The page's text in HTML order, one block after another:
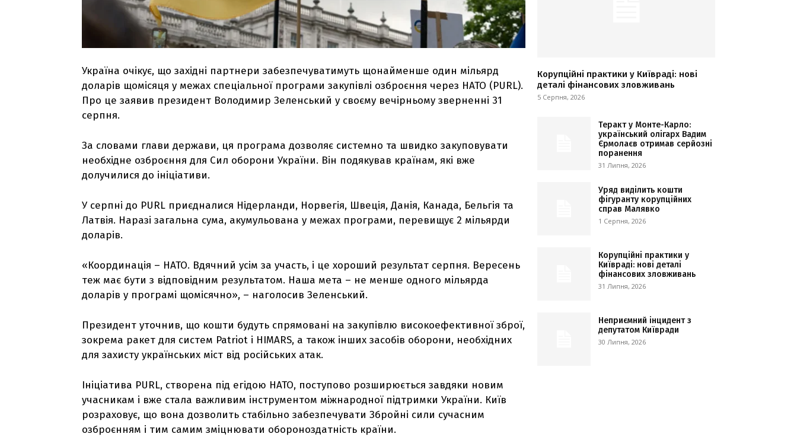
Україна очікує, що західні партнери забезпечуватимуть щонайменше один мільярд
доларів щомісяця у межах спеціальної програми закупівлі озброєння через НАТО (PURL).
Про це заявив президент Володимир Зеленський у своєму вечірньому зверненні 31
серпня.
За словами глави держави, ця програма дозволяє системно та швидко закуповувати
необхідне озброєння для Сил оборони України. Він подякував країнам, які вже
долучилися до ініціативи.
У серпні до PURL приєдналися Нідерланди, Норвегія, Швеція, Данія, Канада, Бельгія та
Латвія. Наразі загальна сума, акумульована у межах програми, перевищує 2 мільярди
доларів.
«Координація – НАТО. Вдячний усім за участь, і це хороший результат серпня. Вересень
теж має бути з відповідним результатом. Наша мета – не менше одного мільярда
доларів у програмі щомісячно», – наголосив Зеленський.
Президент уточнив, що кошти будуть спрямовані на закупівлю високоефективної зброї,
зокрема ракет для систем Patriot і HIMARS, а також інших засобів оборони, необхідних
для захисту українських міст від російських атак.
Ініціатива PURL, створена під егідою НАТО, поступово розширюється завдяки новим
учасникам і вже стала важливим інструментом міжнародної підтримки України. Київ
розраховує, що вона дозволить стабільно забезпечувати Збройні сили сучасним
озброєнням і тим самим зміцнювати обороноздатність країни.
Корупційні практики у Київраді: нові
деталі фінансових зловживань
5 Серпня, 2026
Теракт у Монте-Карло:
український олігарх Вадим
Єрмолаєв отримав серйозні
поранення
31 Липня, 2026
Уряд виділить кошти
фігуранту корупційних
справ Малявко
1 Серпня, 2026
Корупційні практики у
Київраді: нові деталі
фінансових зловживань
31 Липня, 2026
Неприємний інцидент з
депутатом Київради
30 Липня, 2026